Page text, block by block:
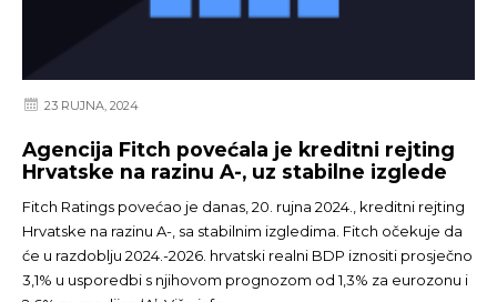
23 RUJNA, 2024
Agencija Fitch povećala je kreditni rejting
Hrvatske na razinu A-, uz stabilne izglede
Fitch Ratings povećao je danas, 20. rujna 2024., kreditni rejting
Hrvatske na razinu A-, sa stabilnim izgledima. Fitch očekuje da
će u razdoblju 2024.-2026. hrvatski realni BDP iznositi prosječno
3,1% u usporedbi s njihovom prognozom od 1,3% za eurozonu i